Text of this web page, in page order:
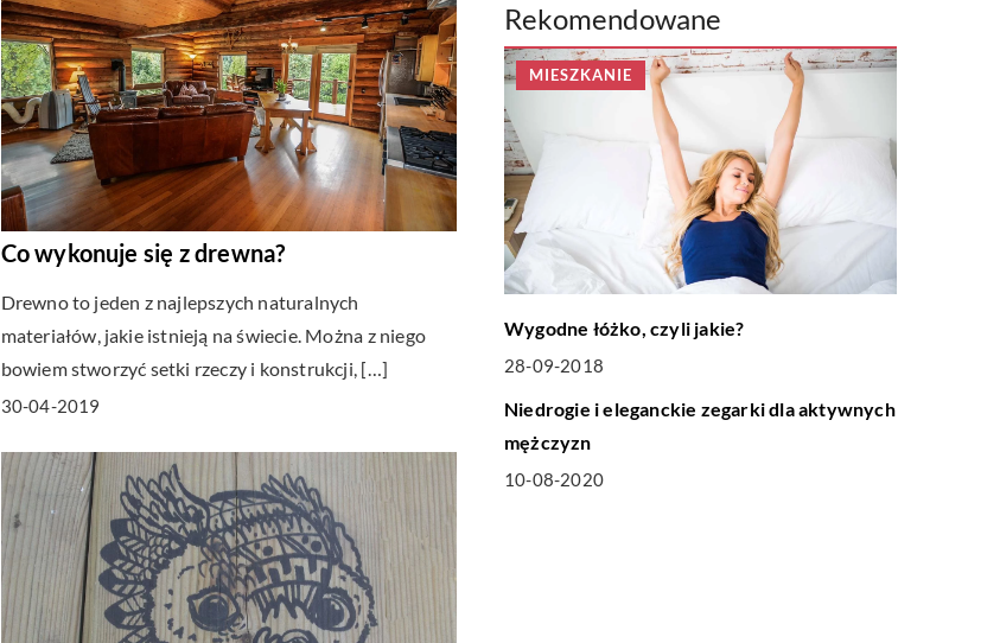
Co wykonuje się z drewna?
Drewno to jeden z najlepszych naturalnych
materiałów, jakie istnieją na świecie. Można z niego
bowiem stworzyć setki rzeczy i konstrukcji, […]
30-04-2019
Rekomendowane
MIESZKANIE
Wygodne łóżko, czyli jakie?
28-09-2018
LIFE & STYLE
Niedrogie i eleganckie zegarki dla aktywnych
mężczyzn
10-08-2020